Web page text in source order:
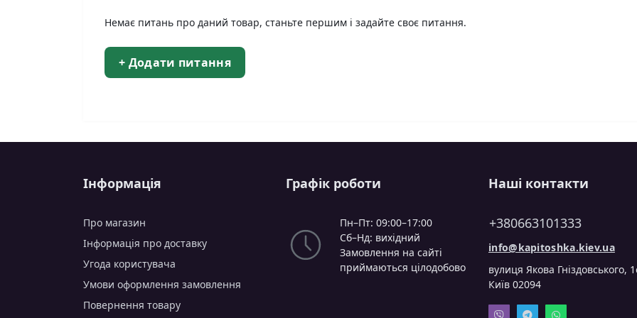
Немає питань про даний товар, станьте першим і задайте своє питання.
+ Додати питання
Інформація
Про магазин
Інформація про доставку
Угода користувача
Умови оформлення замовлення
Повернення товару
Графік роботи
Пн–Пт: 09:00–17:00
Сб–Нд: вихідний
Замовлення на сайті
приймаються цілодобово
Наші контакти
+380663101333
info@kapitoshka.kiev.ua
вулиця Якова Гніздовського,
Київ 02094